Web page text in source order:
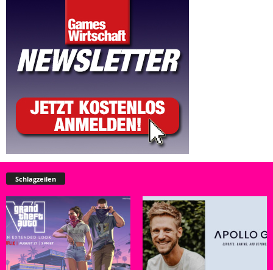
Schlagzeilen